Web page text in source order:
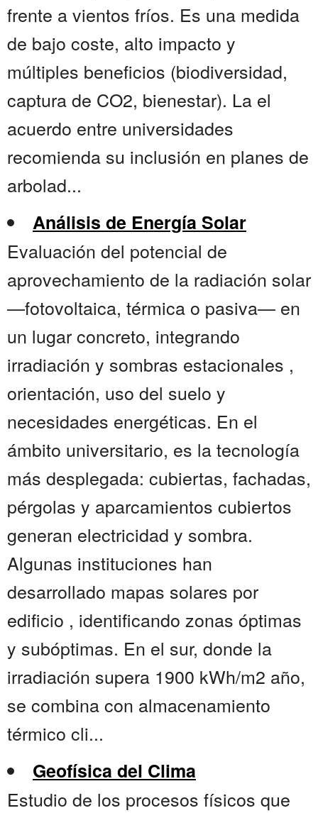
frente a vientos fríos. Es una medida
de bajo coste, alto impacto y
múltiples beneficios (biodiversidad,
captura de CO2, bienestar). La el
acuerdo entre universidades
recomienda su inclusión en planes de
arbolad...
Análisis de Energía Solar
Evaluación del potencial de
aprovechamiento de la radiación solar
—fotovoltaica, térmica o pasiva— en
un lugar concreto, integrando
irradiación y sombras estacionales ,
orientación, uso del suelo y
necesidades energéticas. En el
ámbito universitario, es la tecnología
más desplegada: cubiertas, fachadas,
pérgolas y aparcamientos cubiertos
generan electricidad y sombra.
Algunas instituciones han
desarrollado mapas solares por
edificio , identificando zonas óptimas
y subóptimas. En el sur, donde la
irradiación supera 1900 kWh/m2 año,
se combina con almacenamiento
térmico cli...
Geofísica del Clima
Estudio de los procesos físicos que